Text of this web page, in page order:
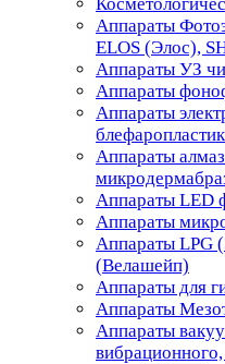
Аппараты
ELOS (Элос),
Аппараты УЗ
Аппараты
Аппараты
Аппараты
Аппараты LED
Аппараты
Аппараты LPG
(Велашейп)
Аппараты для
Аппараты
Аппараты